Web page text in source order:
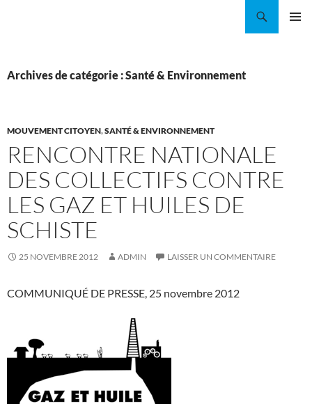
Archives de catégorie : Santé & Environnement
MOUVEMENT CITOYEN,SANTÉ & ENVIRONNEMENT
RENCONTRE NATIONALE
DES COLLECTIFS CONTRE
LES GAZ ET HUILES DE
SCHISTE
25 NOVEMBRE 2012 ADMIN LAISSER UN COMMENTAIRE
COMMUNIQUÉ DE PRESSE, 25 novembre 2012